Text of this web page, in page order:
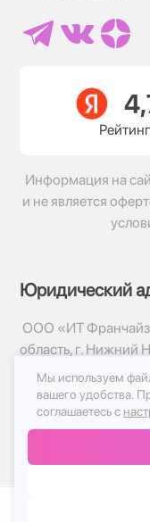
Информация на
и не является
Юридический
ООО «ИТ
область, г. Нижний
© 2017-2026г,
Политика
Публичная оферта
Мы используем
вашего удобства.
соглашаетесь с